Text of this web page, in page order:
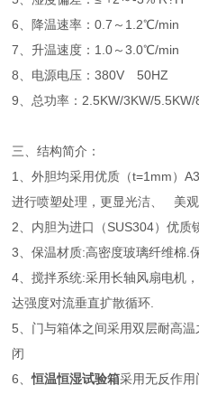
6、降温速率：0.7～1.2℃/min
7、升温速度：1.0～3.0℃/min
8、电源电压：380V 50HZ
9、总功率：2.5KW/3KW/5.5KW/
三、结构简介：
1、外胆均采用优质（t=1mm）
进行喷塑处理，更显光洁、 美
2、内胆为进口（SUS304）优质
3、保温材质:高密度玻璃纤维棉.
4、搅拌系统:采用长轴风扇电机
达强度对流垂直扩散循环.
5、门与箱体之间采用双层耐高
闭
6、恒温恒湿试验箱采用无反作